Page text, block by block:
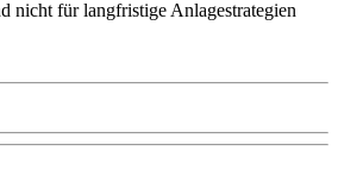
nicht für langfristige Anlagestrategien